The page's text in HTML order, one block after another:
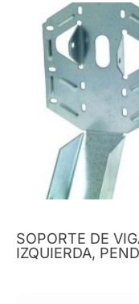
SOPORTE DE
IZQUIERDA,